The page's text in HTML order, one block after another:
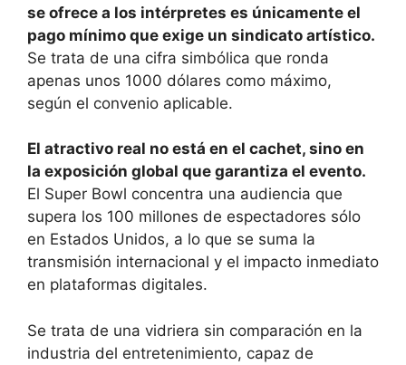
se ofrece a los intérpretes es únicamente el
pago mínimo que exige un sindicato artístico.
Se trata de una cifra simbólica que ronda
apenas unos 1000 dólares como máximo,
según el convenio aplicable.
El atractivo real no está en el cachet, sino en
la exposición global que garantiza el evento.
El Super Bowl concentra una audiencia que
supera los 100 millones de espectadores sólo
en Estados Unidos, a lo que se suma la
transmisión internacional y el impacto inmediato
en plataformas digitales.
Se trata de una vidriera sin comparación en la
industria del entretenimiento, capaz de